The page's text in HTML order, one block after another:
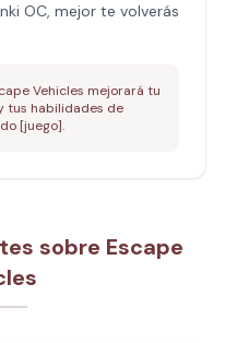
OC, mejor te volverás
Vehicles mejorará tu
tus habilidades de
[juego].
sobre Escape